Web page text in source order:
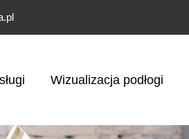
Wizualizacja podłogi